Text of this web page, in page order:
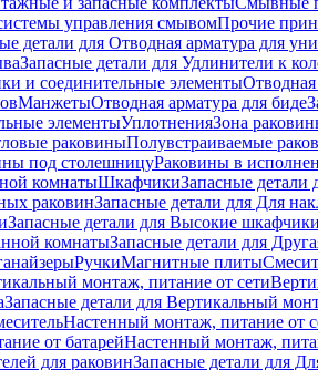
управления смывомПрочие
детали для Отводная арматура для
Запасные детали для Удлинители к
и соединительные элементыОтводная
МанжетыОтводная арматура для биде
элементыУплотненияЗона
раковиныПолувстраиваемые
под столешницуРаковины в
комнатыШкафчикиЗапасные
pаковинЗапасные детали для Для
Запасные детали для Высокие шкафчики
комнатыЗапасные детали для
РучкиМагнитные плиты
монтаж, питание от сети
Запасные детали для Вертикальный
Настенный монтаж, питание от
от батарейНастенный монтаж,
для раковинЗапасные детали для